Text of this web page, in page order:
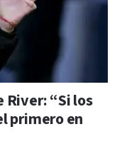
“Si los
primero en